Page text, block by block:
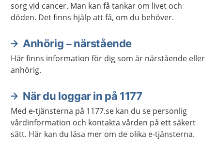
sorg vid cancer. Man kan få tankar om livet och
döden. Det finns hjälp att få, om du behöver.
Anhörig – närstående
Här finns information för dig som är närstående eller
anhörig.
När du loggar in på 1177
Med e-tjänsterna på 1177.se kan du se personlig
vårdinformation och kontakta vården på ett säkert
sätt. Här kan du läsa mer om de olika e-tjänsterna.